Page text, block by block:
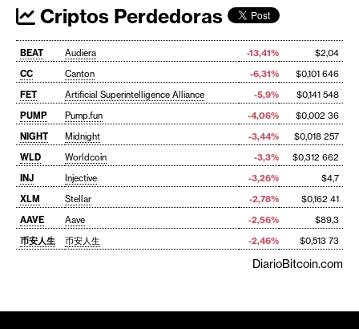
Criptos Perdedoras
BEAT Audiera -13,41%
$2,04
CC
Canton -6,31%
$0,101 646
FET
Artificial Superintelligence Alliance -5,9%
$0,141 548
PUMP
Pump.fun -4,06%
$0,002 36
NIGHT
Midnight -3,44%
$0,018 257
WLD
Worldcoin -3,3%
$0,312 662
INJ
Injective -3,26%
$4,7
XLM
Stellar -2,78%
$0,162 41
AAVE
Aave -2,56%
$89,3
币安人生
币安人生 -2,46% $0,513 73
DiarioBitcoin.com